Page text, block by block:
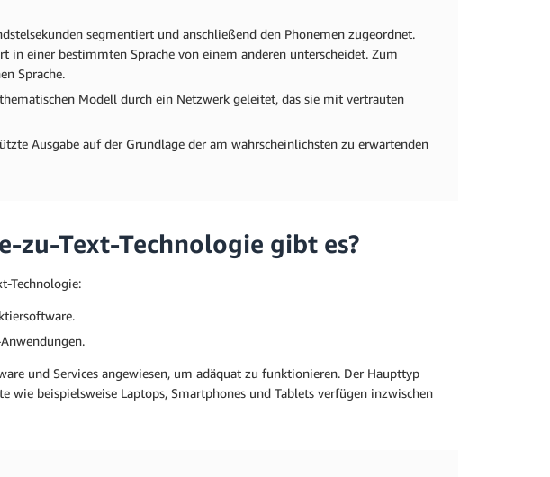
segmentiert und anschließend den Phonemen zugeordnet.
in einer bestimmten Sprache von einem anderen unterscheidet. Zum
Sprache.
Modell durch ein Netzwerk geleitet, das sie mit vertrauten
Ausgabe auf der Grundlage der am wahrscheinlichsten zu erwartenden
zu-Text-Technologie gibt es?
Technologie:
und Services angewiesen, um adäquat zu funktionieren. Der Haupttyp
wie beispielsweise Laptops, Smartphones und Tablets verfügen inzwischen